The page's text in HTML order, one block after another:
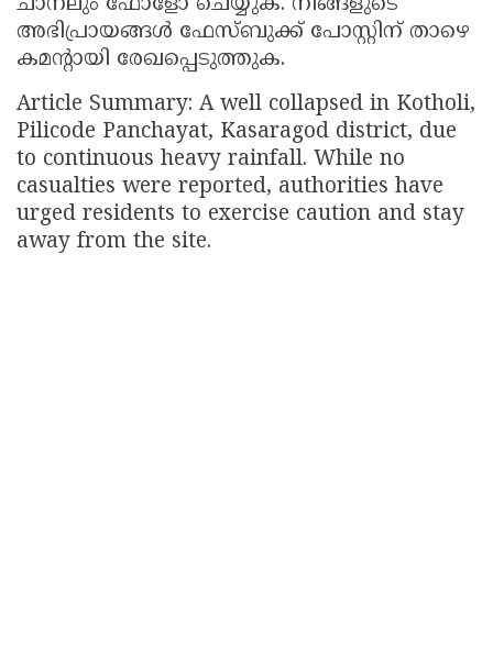
ചാനലും ഫോളോ ചെയ്യുക. നിങ്ങളുടെ
അഭിപ്രായങ്ങൾ ഫേസ്ബുക്ക് പോസ്റ്റിന് താഴെ
കമൻ്റായി രേഖപ്പെടുത്തുക.
Article Summary: A well collapsed in Kotholi,
Pilicode Panchayat, Kasaragod district, due
to continuous heavy rainfall. While no
casualties were reported, authorities have
urged residents to exercise caution and stay
away from the site.